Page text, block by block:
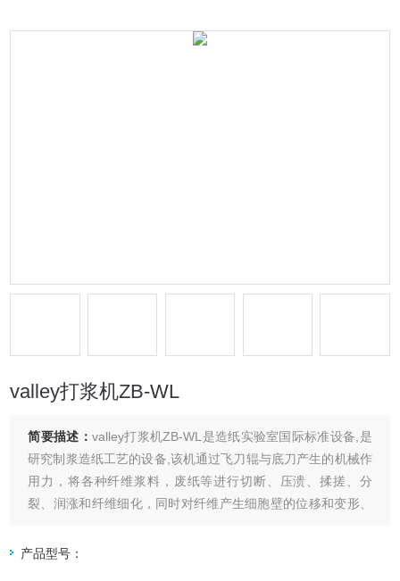
valley打浆机ZB-WL
简要描述： valley打浆机ZB-WL是造纸实验室国际标准设备,是
研究制浆造纸工艺的设备,该机通过飞刀辊与底刀产生的机械作
用力，将各种纤维浆料，废纸等进行切断、压溃、揉搓、分
裂、润涨和纤维细化，同时对纤维产生细胞壁的位移和变形、
以得到不同打浆度的纸浆以便对纸浆，成型纸页的性能进行研
产品型号：